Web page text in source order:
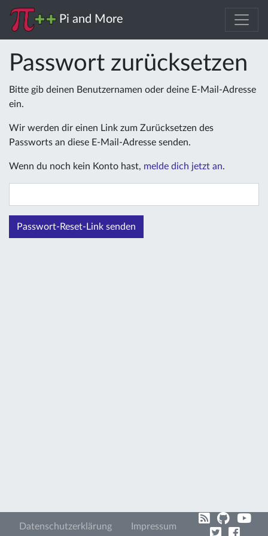
Pi and More
Passwort zurücksetzen
Bitte gib deinen Benutzernamen oder deine E-Mail-Adresse
ein.
Wir werden dir einen Link zum Zurücksetzen des
Passworts an diese E-Mail-Adresse senden.
Wenn du noch kein Konto hast, melde dich jetzt an.
Datenschutzerklärung Impressum